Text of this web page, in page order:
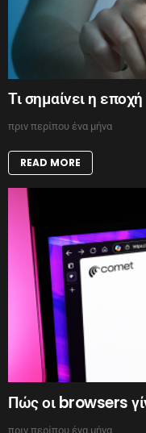
Τι σημαίνει η
πριν περίπου ένα μήνα
READ MORE
Πώς οι browsers
πριν περίπου ένα μήνα